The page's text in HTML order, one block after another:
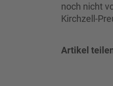
noch nicht
Kirchzell-
Artikel